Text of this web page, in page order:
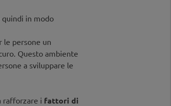
in modo
le persone un
Questo ambiente
a sviluppare le
rafforzare i fattori di